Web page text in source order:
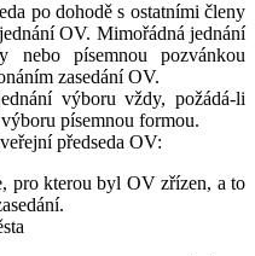
po dohodě s ostatními členy
OV. Mimořádná jednání
nebo písemnou pozvánkou
zasedání OV.
výboru vždy, požádá-li
písemnou formou.
předseda OV:
pro kterou byl OV zřízen, a to